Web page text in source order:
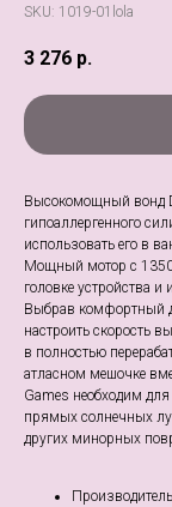
SKU: 1019-01lola
3 276 р.
Высокомощный вонд
гипоаллергенного
использовать его в
Мощный мотор с
головке устройства
Выбрав комфортный
настроить скорость
в полностью
атласном мешочке
Games необходим
прямых солнечных
других минорных